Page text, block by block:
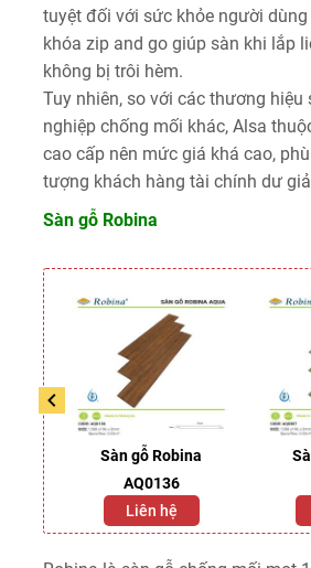
tuyệt đối với sức khỏe người
khóa zip and go giúp sàn khi lắp
không bị trôi hèm.
Tuy nhiên, so với các thương hiệu
nghiệp chống mối khác, Alsa
cao cấp nên mức giá khá cao,
tượng khách hàng tài chính dư
Sàn gỗ Robina
Sàn gỗ Robina
AQ0136
Liên hệ